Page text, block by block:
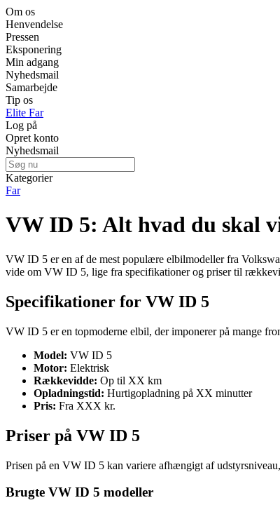
Om os
Henvendelse
Pressen
Eksponering
Min adgang
Nyhedsmail
Samarbejde
Tip os
Elite Far
Log på
Opret konto
Nyhedsmail
Kategorier
Far
VW ID 5: Alt hvad du skal
VW ID 5 er en af de mest populære elbilmodeller fra
vide om VW ID 5, lige fra specifikationer og priser til
Specifikationer for VW ID 5
VW ID 5 er en topmoderne elbil, der imponerer på mange
Model: VW ID 5
Motor: Elektrisk
Rækkevidde: Op til XX km
Opladningstid: Hurtigopladning på XX minutter
Pris: Fra XXX kr.
Priser på VW ID 5
Prisen på en VW ID 5 kan variere afhængigt af
Brugte VW ID 5 modeller